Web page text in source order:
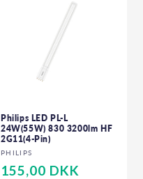
Philips LED PL-L
24W(55W) 830 3200lm HF
2G11(4-Pin)
Forhandler:
PHILIPS
Normalpris
155,00 DKK